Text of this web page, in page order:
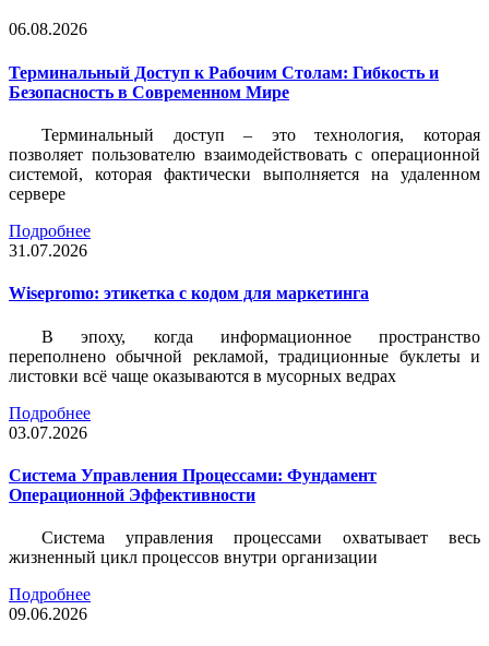
06.08.2026
Терминальный Доступ к Рабочим Столам: Гибкость и
Безопасность в Современном Мире
Терминальный доступ – это технология, которая
позволяет пользователю взаимодействовать с операционной
системой, которая фактически выполняется на удаленном
сервере
Подробнее
31.07.2026
Wisepromo: этикетка c кодом для маркетинга
В эпоху, когда информационное пространство
переполнено обычной рекламой, традиционные буклеты и
листовки всё чаще оказываются в мусорных ведрах
Подробнее
03.07.2026
Система Управления Процессами: Фундамент
Операционной Эффективности
Система управления процессами охватывает весь
жизненный цикл процессов внутри организации
Подробнее
09.06.2026